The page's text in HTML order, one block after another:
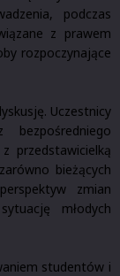
podczas
z prawem
rozpoczynające
Uczestnicy
przedstawicielką
bieżących
zmian
młodych
studentów i